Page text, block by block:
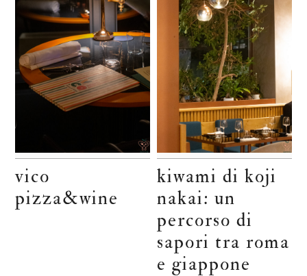
vico
pizza&wine
kiwami di koji
nakai: un
percorso di
sapori tra roma
e giappone